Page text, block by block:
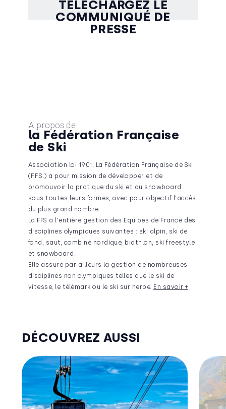
TÉLÉCHARGEZ LE
COMMUNIQUÉ DE
PRESSE
A propos de
la Fédération Française
de Ski
Association loi 1901, La Fédération Française de Ski
(F.F.S.) a pour mission de développer et de
promouvoir la pratique du ski et du snowboard
sous toutes leurs formes, avec pour objectif l'accès
du plus grand nombre.
La FFS a l'entière gestion des Equipes de France des
disciplines olympiques suivantes : ski alpin, ski de
fond, saut, combiné nordique, biathlon, ski freestyle
et snowboard.
Elle assure par ailleurs la gestion de nombreuses
disciplines non olympiques telles que le ski de
vitesse, le télémark ou le ski sur herbe. En savoir +
DÉCOUVREZ AUSSI